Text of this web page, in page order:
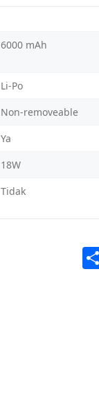
6000 mAh
Li-Po
Non-removeable
Ya
18W
Tidak